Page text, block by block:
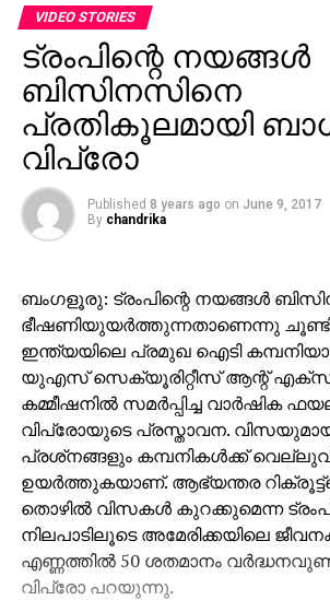
VIDEO STORIES
ട്രംപിന്റെ നയങ്ങള്‍
ബിസിനസിനെ
പ്രതികൂലമായി
വിപ്രോ
Published 8 years ago on June 9, 2017
By chandrika
ബംഗളൂരു: ട്രംപിന്റെ നയങ്ങള്‍
ഭീഷണിയുയര്‍ത്തുന്നതാണെന്നു
ഇന്ത്യയിലെ പ്രമുഖ ഐടി
യുഎസ് സെക്യൂരിറ്റീസ് ആന്റ്
കമ്മീഷനില്‍ സമര്‍പ്പിച്ച വാര്‍ഷിക
വിപ്രോയുടെ പ്രസ്താവന.
പ്രശ്‌നങ്ങളും കമ്പനികള്‍ക്ക്
ഉയര്‍ത്തുകയാണ്. ആഭ്യന്തര
തൊഴില്‍ വിസകള്‍ കുറക്കുമെന്ന
നിലപാടിലൂടെ അമേരിക്കയിലെ
എണ്ണത്തില്‍ 50 ശതമാനം
വിപ്രോ പറയുന്നു.